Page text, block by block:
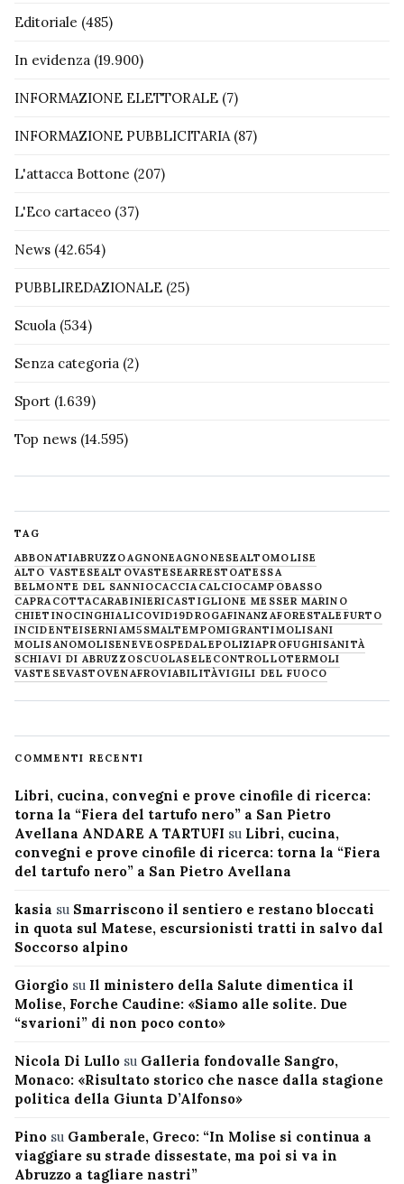
Editoriale (485)
In evidenza (19.900)
INFORMAZIONE ELETTORALE (7)
INFORMAZIONE PUBBLICITARIA(87)
L'attacca Bottone (207)
L'Eco cartaceo (37)
News (42.654)
PUBBLIREDAZIONALE (25)
Scuola (534)
Senza categoria (2)
Sport (1.639)
Top news (14.595)
TAG
ABBONATIABRUZZOAGNONEAGNONESEALTOMOLISE
ALTO VASTESEALTOVASTESEARRESTOATESSA
BELMONTE DEL SANNIOCACCIACALCIOCAMPOBASSO
CAPRACOTTACARABINIERICASTIGLIONE MESSER MARINO
CHIETINOCINGHIALICOVID19DROGAFINANZAFORESTALE FURTO
INCIDENTEISERNIAM5SMALTEMPOMIGRANTIMOLISANI
MOLISANOMOLISENEVE OSPEDALEPOLIZIAPROFUGHISANITÀ
SCHIAVI DI ABRUZZOSCUOLASELECONTROLLOTERMOLI
VASTESEVASTOVENAFROVIABILITÀVIGILI DEL FUOCO
COMMENTI RECENTI
Libri, cucina, convegni e prove cinofile di ricerca:
torna la “Fiera del tartufo nero” a San Pietro
Avellana ANDARE A TARTUFI su Libri, cucina,
convegni e prove cinofile di ricerca: torna la “Fiera
del tartufo nero” a San Pietro Avellana
kasia su Smarriscono il sentiero e restano bloccati
in quota sul Matese, escursionisti tratti in salvo dal
Soccorso alpino
Giorgio su Il ministero della Salute dimentica il
Molise, Forche Caudine: «Siamo alle solite. Due
“svarioni” di non poco conto»
Nicola Di Lullo su Galleria fondovalle Sangro,
Monaco: «Risultato storico che nasce dalla stagione
politica della Giunta D’Alfonso»
Pino su Gamberale, Greco: “In Molise si continua a
viaggiare su strade dissestate, ma poi si va in
Abruzzo a tagliare nastri”